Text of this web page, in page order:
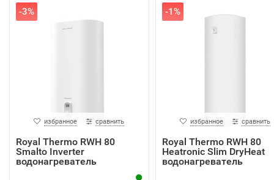
-3%
избранное сравнить
Royal Thermo RWH 80
Smalto Inverter
водонагреватель
-1%
избранное сравнить
Royal Thermo RWH 80
Heatronic Slim DryHeat
водонагреватель